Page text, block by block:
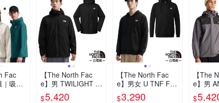
Fac
｜吸濕
【The North Fac
e】男 TWILIGHT 機
能性WINDWALL防
$5,420
【The North Fac
e】男女 U TNF FU
LL ZIP KNIT TOP
$3,290
【The
e】男
風防水
$